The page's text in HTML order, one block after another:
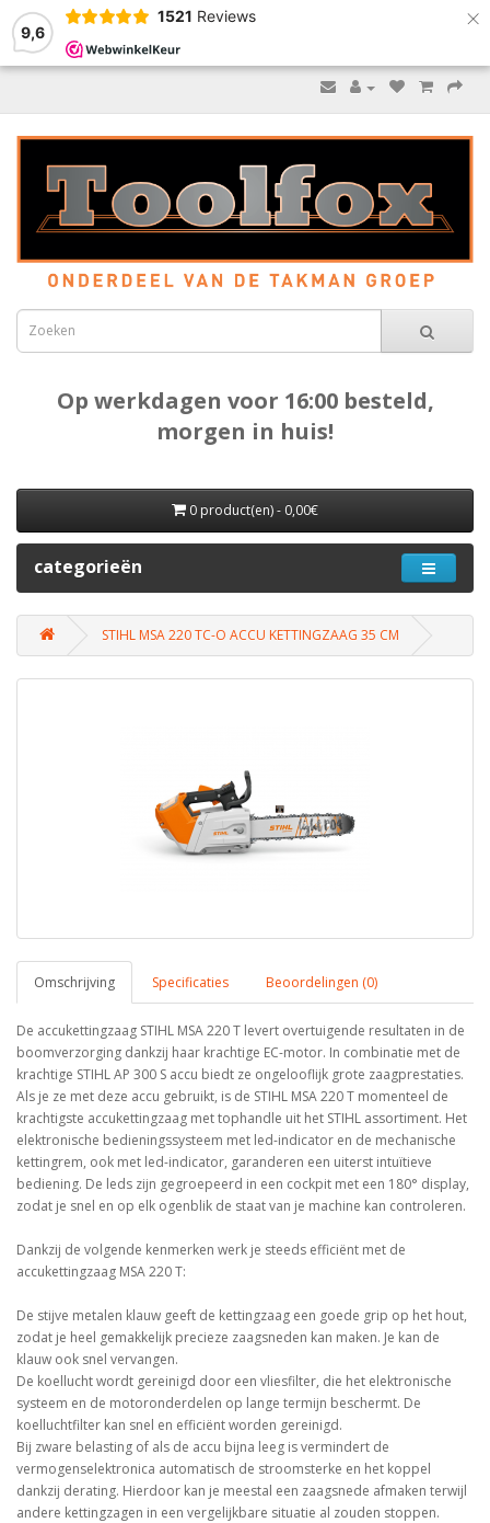
9,6
1521 Reviews ×
Op werkdagen voor 16:00 besteld,
morgen in huis!
0 product(en) - 0,00€
categorieën
STIHL MSA 220 TC-O ACCU KETTINGZAAG 35 CM
Omschrijving Specificaties Beoordelingen (0)
De accukettingzaag STIHL MSA 220 T levert overtuigende resultaten in de
boomverzorging dankzij haar krachtige EC-motor. In combinatie met de
krachtige STIHL AP 300 S accu biedt ze ongelooflijk grote zaagprestaties.
Als je ze met deze accu gebruikt, is de STIHL MSA 220 T momenteel de
krachtigste accukettingzaag met tophandle uit het STIHL assortiment. Het
elektronische bedieningssysteem met led-indicator en de mechanische
kettingrem, ook met led-indicator, garanderen een uiterst intuïtieve
bediening. De leds zijn gegroepeerd in een cockpit met een 180° display,
zodat je snel en op elk ogenblik de staat van je machine kan controleren.
Dankzij de volgende kenmerken werk je steeds efficiënt met de
accukettingzaag MSA 220 T:
De stijve metalen klauw geeft de kettingzaag een goede grip op het hout,
zodat je heel gemakkelijk precieze zaagsneden kan maken. Je kan de
klauw ook snel vervangen.
De koellucht wordt gereinigd door een vliesfilter, die het elektronische
systeem en de motoronderdelen op lange termijn beschermt. De
koelluchtfilter kan snel en efficiënt worden gereinigd.
Bij zware belasting of als de accu bijna leeg is vermindert de
vermogenselektronica automatisch de stroomsterke en het koppel
dankzij derating. Hierdoor kan je meestal een zaagsnede afmaken terwijl
andere kettingzagen in een vergelijkbare situatie al zouden stoppen.